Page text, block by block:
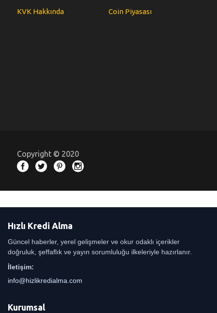
KVK Hakkında Coin Piyasası
Copyright © 2020
Hızlı Kredi Alma
Güncel haberler, yerel gelişmeler ve okur odaklı içerikler
doğruluk, şeffaflık ve yayın sorumluluğu ilkeleriyle hazırlanır.
İletişim:
info@hizlikredialma.com
Kurumsal